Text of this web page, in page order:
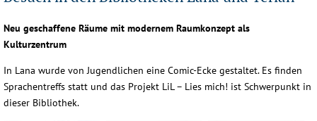
Neu geschaffene Räume mit modernem Raumkonzept als
Kulturzentrum
In Lana wurde von Jugendlichen eine Comic-Ecke gestaltet. Es finden
Sprachentreffs statt und das Projekt LiL – Lies mich! ist Schwerpunkt in
dieser Bibliothek.